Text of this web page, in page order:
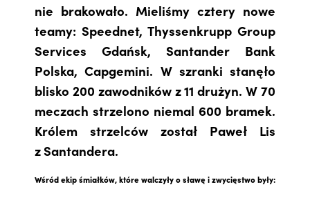
nie brakowało. Mieliśmy cztery nowe
teamy: Speednet, Thyssenkrupp Group
Services Gdańsk, Santander Bank
Polska, Capgemini. W szranki stanęło
blisko 200 zawodników z 11 drużyn. W 70
meczach strzelono niemal 600 bramek.
Królem strzelców został Paweł Lis
z Santandera.
Wśród ekip śmiałków, które walczyły o sławę i zwycięstwo były: